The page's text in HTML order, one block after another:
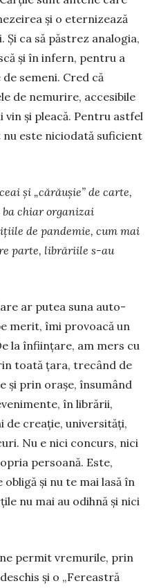
și o eternizează
ca să păs­trez analogia,
și în in­fern, pentru a
se­meni. Cred că
de ne­murire, accesibile
și pleacă. Pentru astfel
este niciodată suficient
și „că­răușie” de carte,
chiar or­ganizai
de pan­demie, cum mai
par­te, librăriile s-au
ar putea suna au­to­
merit, îmi provoacă un
la în­ființare, am mers cu
toată țara, trecând de
și prin orașe, însumând
în librării,
de creație, universități,
Nu e nici concurs, nici
persoană. Este,
și nu te mai lasă în
nu mai au odihnă și nici
permit vre­mu­rile, prin
și o „Fereastră